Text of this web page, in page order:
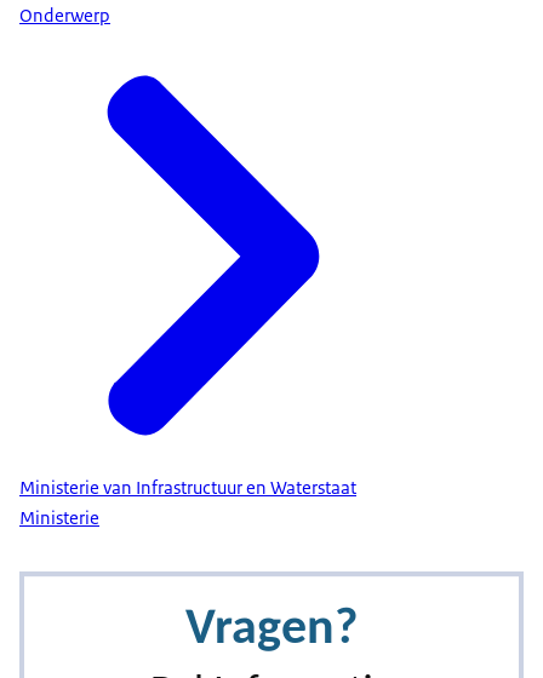
Onderwerp
Ministerie van Infrastructuur en Waterstaat
Ministerie